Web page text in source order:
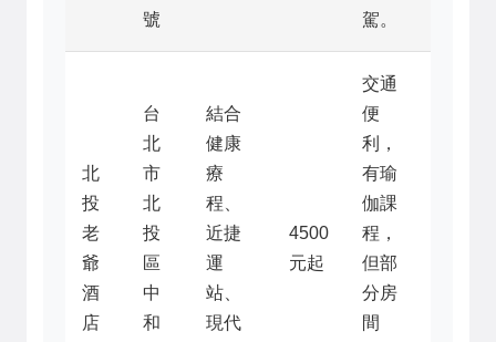
號
駕。
北
投
老
爺
酒
店
台
北
市
北
投
區
中
和
結合
健康
療
程、
近捷
運
站、
現代
4500
元起
交通
便
利，
有瑜
伽課
程，
但部
分房
間